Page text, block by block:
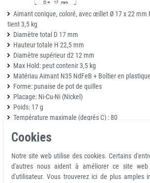
Aimant conique, coloré, avec œillet Ø 17 x 22 mm
tient 3,5 kg
Diamètre total D 17 mm
Hauteur totale H 22,5 mm
Diamètre supérieur d2 12 mm
Max Hold: peut contenir 3,5 kg
Matériau Aimant N35 NdFeB + Boîtier en
Forme: punaise de pot de quilles
Placage: Ni-Cu-Ni (Nickel)
Poids: 17 g
Température maximale (degrés C) : 80
Détails:
Aimant à oeillets en plastique, anneau d17x22mm
néodyme, aimant au néodyme avec poignée à
Cookies
Notre site web utilise des cookies. Certains
d'autres nous aident à améliorer ce site
d'utilisateur. Vous trouverez ici de plus amples